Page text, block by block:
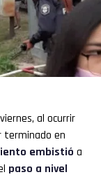
al ocurrir
terminado en
embistió a
paso a nivel